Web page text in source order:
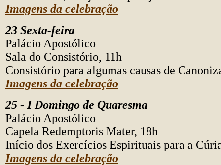
Imagens da celebração
23 Sexta-feira
Palácio Apostólico
Sala do Consistório, 11h
Consistório para algumas causas de
Imagens da celebração
25 - I Domingo de Quaresma
Palácio Apostólico
Capela Redemptoris Mater, 18h
Início dos Exercícios Espirituais para a
Imagens da celebração